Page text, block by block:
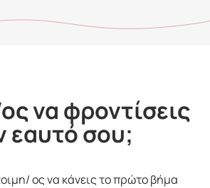
να φροντίσεις
εαυτό σου;
ος να κάνεις το πρώτο βήμα